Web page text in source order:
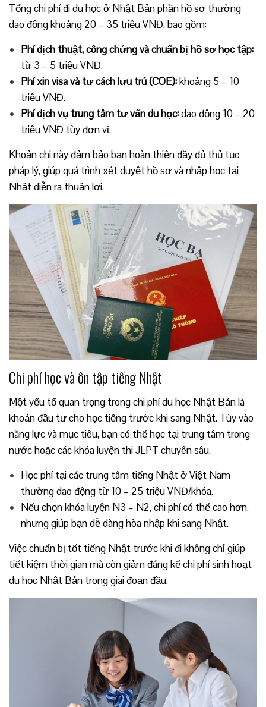
Tổng chi phí đi du học ở Nhật Bản phần hồ sơ thường
dao động khoảng 20 – 35 triệu VNĐ, bao gồm:
Phí dịch thuật, công chứng và chuẩn bị hồ sơ học tập:
từ 3 – 5 triệu VNĐ.
Phí xin visa và tư cách lưu trú (COE):khoảng 5 – 10
triệu VNĐ.
Phí dịch vụ trung tâm tư vấn du học:dao động 10 – 20
triệu VNĐ tùy đơn vị.
Khoản chi này đảm bảo bạn hoàn thiện đầy đủ thủ tục
pháp lý, giúp quá trình xét duyệt hồ sơ và nhập học tại
Nhật diễn ra thuận lợi.
Chi phí học và ôn tập tiếng Nhật
Một yếu tố quan trọng trong chi phí du học Nhật Bản là
khoản đầu tư cho học tiếng trước khi sang Nhật. Tùy vào
năng lực và mục tiêu, bạn có thể học tại trung tâm trong
nước hoặc các khóa luyện thi JLPT chuyên sâu.
Học phí tại các trung tâm tiếng Nhật ở Việt Nam
thường dao động từ 10 – 25 triệu VNĐ/khóa.
Nếu chọn khóa luyện N3 – N2, chi phí có thể cao hơn,
nhưng giúp bạn dễ dàng hòa nhập khi sang Nhật.
Việc chuẩn bị tốt tiếng Nhật trước khi đi không chỉ giúp
tiết kiệm thời gian mà còn giảm đáng kể chi phí sinh hoạt
du học Nhật Bản trong giai đoạn đầu.